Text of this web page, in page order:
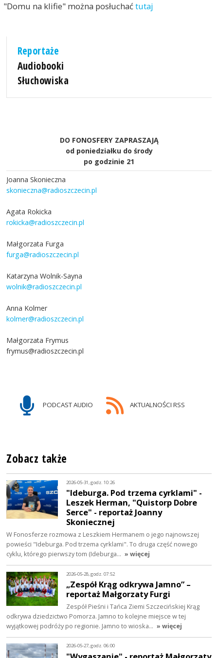
"Domu na klifie" można posłuchaćtutaj
Reportaże
Audiobooki
Słuchowiska
DO FONOSFERY ZAPRASZAJĄ
od poniedziałku do środy
po godzinie 21
Joanna Skonieczna
skonieczna@radioszczecin.pl
Agata Rokicka
rokicka@radioszczecin.pl
Małgorzata Furga
furga@radioszczecin.pl
Katarzyna Wolnik-Sayna
wolnik@radioszczecin.pl
Anna Kolmer
kolmer@radioszczecin.pl
Małgorzata Frymus
frymus@radioszczecin.pl
PODCAST AUDIO AKTUALNOŚCI RSS
Zobacz także
2026-05-31, godz. 10:26
"Ideburga. Pod trzema cyrklami" -
Leszek Herman, "Quistorp Dobre
Serce" - reportaż Joanny
Skoniecznej
W Fonosferze rozmowa z Leszkiem Hermanem o jego najnowszej
powieści "Ideburga. Pod trzema cyrklami". To druga część nowego
cyklu, którego pierwszy tom (Ideburga… » więcej
2026-05-28, godz. 07:52
„Zespół Krąg odkrywa Jamno” –
reportaż Małgorzaty Furgi
Zespół Pieśni i Tańca Ziemi Szczecińskiej Krąg
odkrywa dziedzictwo Pomorza. Jamno to kolejne miejsce w tej
wyjątkowej podróży po regionie. Jamno to wioska… » więcej
2026-05-27, godz. 06:00